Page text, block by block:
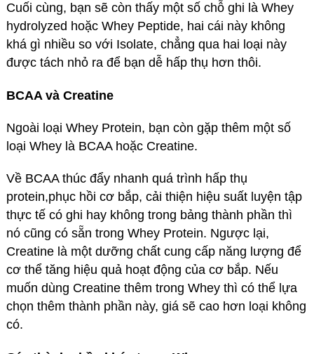
Cuối cùng, bạn sẽ còn thấy một số chỗ ghi là Whey
hydrolyzed hoặc Whey Peptide, hai cái này không
khá gì nhiều so với Isolate, chẳng qua hai loại này
được tách nhỏ ra để bạn dễ hấp thụ hơn thôi.
BCAA và Creatine
Ngoài loại Whey Protein, bạn còn gặp thêm một số
loại Whey là BCAA hoặc Creatine.
Về BCAA thúc đẩy nhanh quá trình hấp thụ
protein,phục hồi cơ bắp, cải thiện hiệu suất luyện tập
thực tế có ghi hay không trong bảng thành phần thì
nó cũng có sẵn trong Whey Protein. Ngược lại,
Creatine là một dưỡng chất cung cấp năng lượng để
cơ thể tăng hiệu quả hoạt động của cơ bắp. Nếu
muốn dùng Creatine thêm trong Whey thì có thể lựa
chọn thêm thành phần này, giá sẽ cao hơn loại không
có.